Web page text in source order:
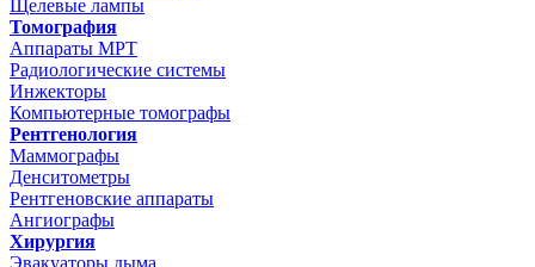
Щелевые лампы
Томография
Аппараты МРТ
Радиологические системы
Инжекторы
Компьютерные томографы
Рентгенология
Маммографы
Денситометры
Рентгеновские аппараты
Ангиографы
Хирургия
Эвакуаторы дыма